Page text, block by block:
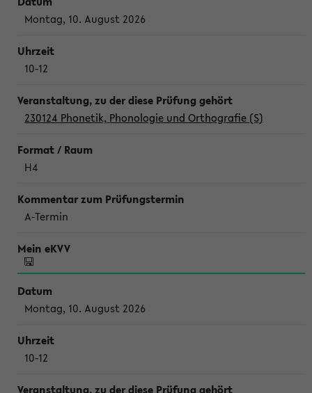
Montag, 10. August 2026
10-12
230124 Phonetik, Phonologie und Orthografie (S)
H4
A-Termin
Montag, 10. August 2026
10-12